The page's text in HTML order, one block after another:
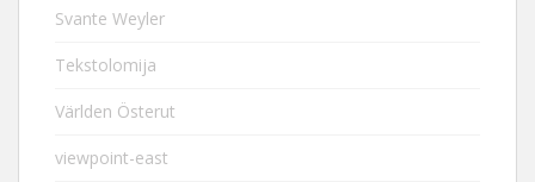
Svante Weyler
Tekstolomija
Världen Österut
viewpoint-east